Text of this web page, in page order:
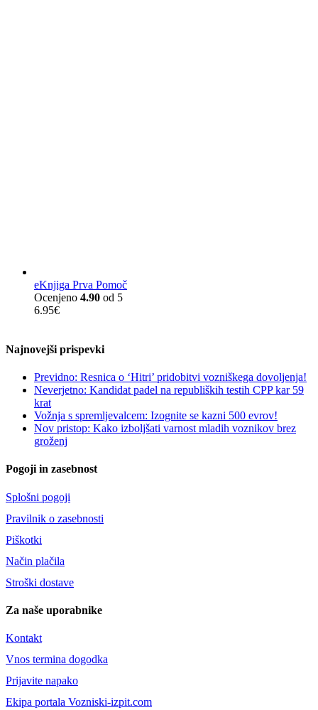
eKnjiga Prva Pomoč
Ocenjeno 4.90 od 5
6.95€
Najnovejši prispevki
Previdno: Resnica o ‘Hitri’ pridobitvi vozniškega dovoljenja!
Neverjetno: Kandidat padel na republiških testih CPP kar 59
krat
Vožnja s spremljevalcem: Izognite se kazni 500 evrov!
Nov pristop: Kako izboljšati varnost mladih voznikov brez
groženj
Pogoji in zasebnost
Splošni pogoji
Pravilnik o zasebnosti
Piškotki
Način plačila
Stroški dostave
Za naše uporabnike
Kontakt
Vnos termina dogodka
Prijavite napako
Ekipa portala Vozniski-izpit.com